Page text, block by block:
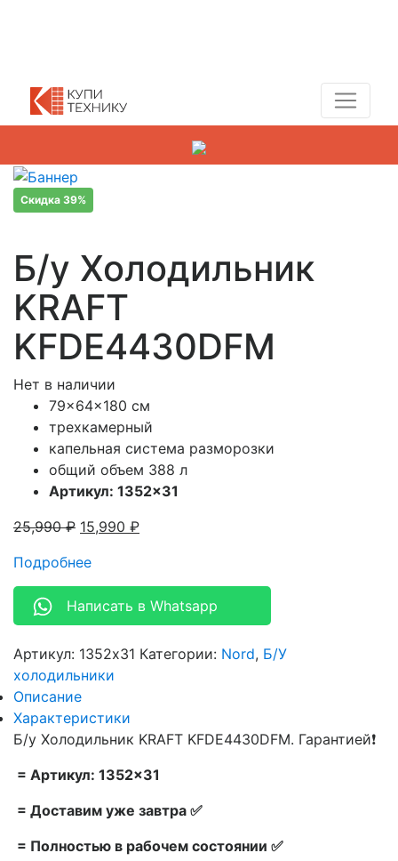
Скидка 39%
Б/у Холодильник
KRAFT
KFDE4430DFM
Нет в наличии
79x64x180 см
трехкамерный
капельная система разморозки
общий объем 388 л
Артикул: 1352×31
25,990₽ 15,990 ₽
Подробнее
Написать в Whatsapp
Артикул: 1352x31 Категории: Nord, Б/У
холодильники
Описание
Характеристики
Б/у Холодильник KRAFT KFDE4430DFM. Гарантией❗
= Артикул: 1352×31
= Доставим уже завтра ✅
= Полностью в рабочем состоянии ✅